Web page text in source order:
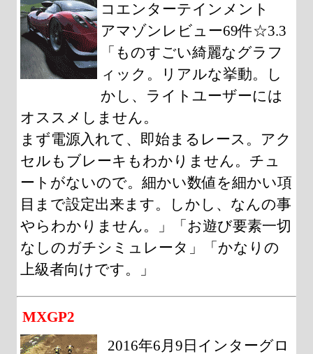
コエンターテインメント
アマゾンレビュー69件☆3.3
「ものすごい綺麗なグラフ
ィック。リアルな挙動。し
かし、ライトユーザーには
オススメしません。
まず電源入れて、即始まるレース。アク
セルもブレーキもわかりません。チュ
ートがないので。細かい数値を細かい項
目まで設定出来ます。しかし、なんの事
やらわかりません。」「お遊び要素一切
なしのガチシミュレータ」「かなりの
上級者向けです。」
MXGP2
2016年6月9日インターグロ